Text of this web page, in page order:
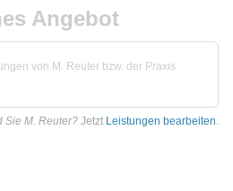
Angebot
von M. Reuter bzw. der Praxis
Sie M. Reuter? Jetzt Leistungen bearbeiten.